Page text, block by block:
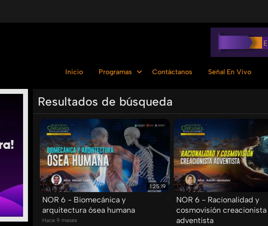
Inicio Programas Contáctanos Señal En Vivo
Resultados de búsqueda
1:25:19
NOR 6 - Biomecánica y
arquitectura ósea humana
Hace 9 meses
NOR 6 - Racionalidad y
cosmovisión creacionista
adventista